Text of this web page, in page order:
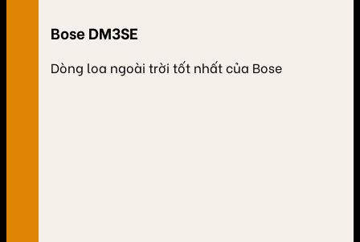
Bose DM3SE
Dòng loa ngoài trời tốt nhất của Bose